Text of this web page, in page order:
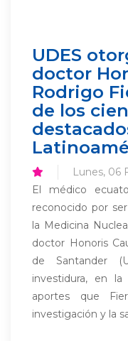
UDES
doctor
Rodrigo
de los
Lunes, 06
El médico
reconocido por
la Medicina
doctor Honoris
de Santander
investidura, en
aportes que
investigación y la